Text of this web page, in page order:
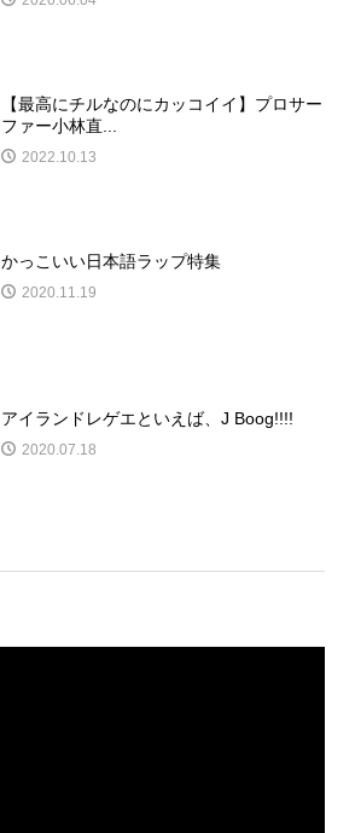
【最高にチルなのにカッコイイ】プロサー
ファー小林直...
2022.10.13
かっこいい日本語ラップ特集
2020.11.19
アイランドレゲエといえば、J Boog!!!!
2020.07.18